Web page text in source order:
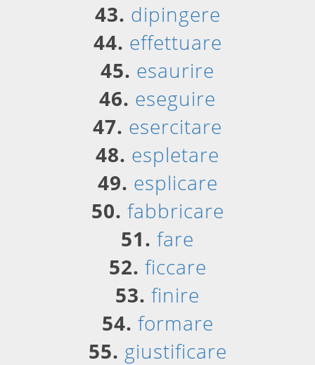
43. dipingere
44. effettuare
45. esaurire
46. eseguire
47. esercitare
48. espletare
49. esplicare
50. fabbricare
51. fare
52. ficcare
53. finire
54. formare
55. giustificare